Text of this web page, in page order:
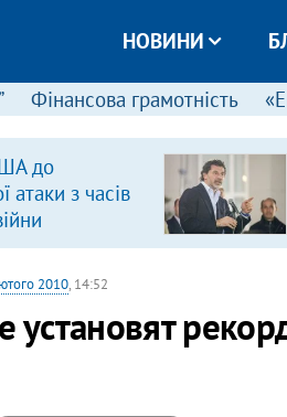
НОВИНИ
Фінансова грамотність
до
атаки з часів
2010, 14:52
установят